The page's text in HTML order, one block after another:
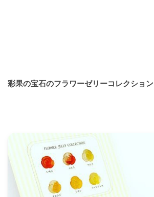
彩果の宝石のフラワーゼリーコレクション